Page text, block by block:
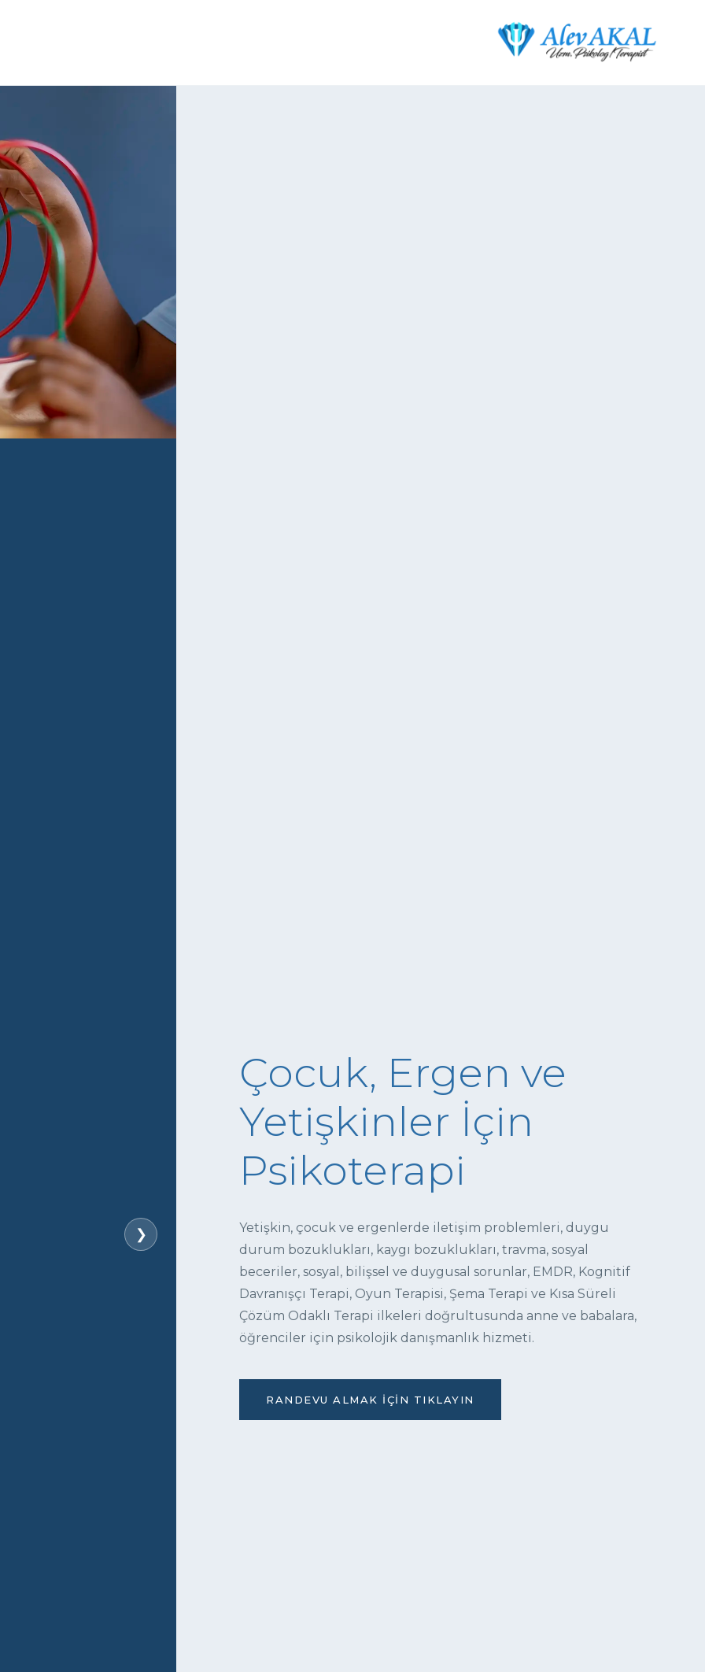
❯
Çocuk, Ergen ve
Yetişkinler İçin
Psikoterapi
Yetişkin, çocuk ve ergenlerde iletişim problemleri, duygu
durum bozuklukları, kaygı bozuklukları, travma, sosyal
beceriler, sosyal, bilişsel ve duygusal sorunlar, EMDR, Kognitif
Davranışçı Terapi, Oyun Terapisi, Şema Terapi ve Kısa Süreli
Çözüm Odaklı Terapi ilkeleri doğrultusunda anne ve babalara,
öğrenciler için psikolojik danışmanlık hizmeti.
RANDEVU ALMAK İÇIN TIKLAYIN